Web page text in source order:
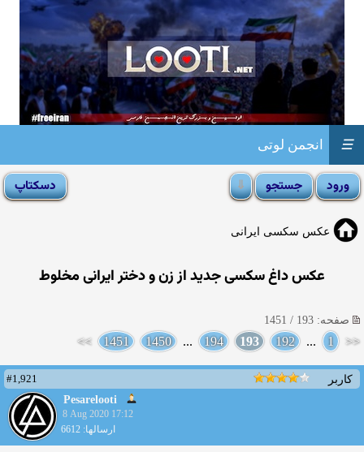
انجمن لوتی ☰
عکس سکسی ایرانی
عکس داغ سکسی جدید از زن و دختر ایرانی مخلوط
صفحه: 193 / 1451
<<
1
...
192
193
194
...
1450
1451
>>
کاربر
#1,921
Pesarelooti
8 Aug 2020 17:12
ارسالها: 6612